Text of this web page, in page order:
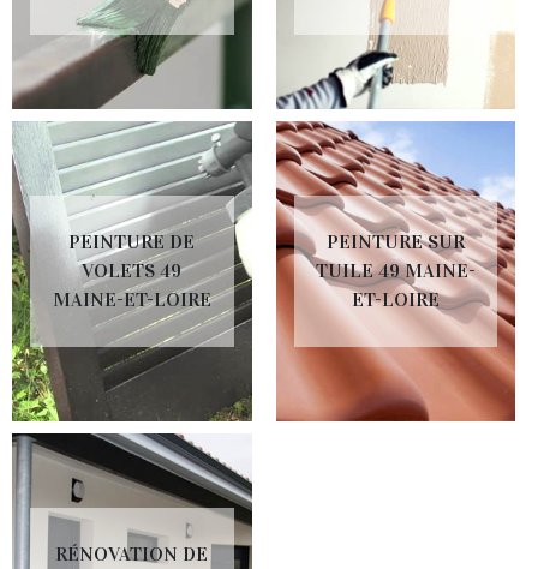
PEINTURE DE
VOLETS 49
MAINE-ET-LOIRE
PEINTURE SUR
TUILE 49 MAINE-
ET-LOIRE
RÉNOVATION DE